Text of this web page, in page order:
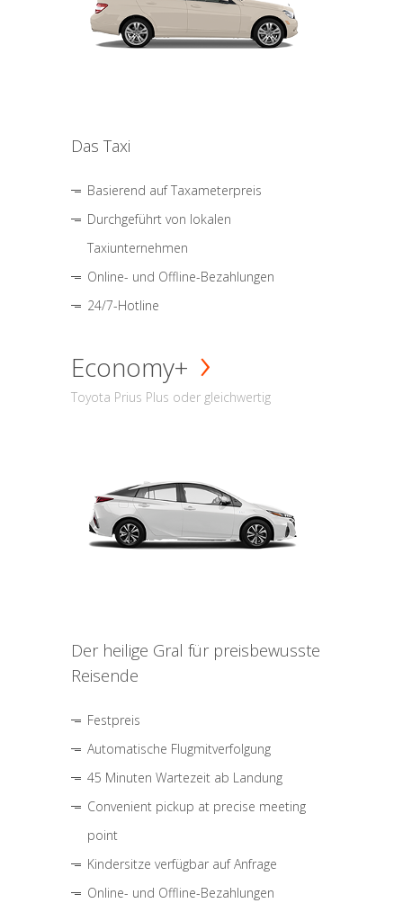
Das Taxi
Basierend auf Taxameterpreis
Durchgeführt von lokalen
Taxiunternehmen
Online- und Offline-Bezahlungen
24/7-Hotline
Economy+
Toyota Prius Plus oder gleichwertig
Der heilige Gral für preisbewusste
Reisende
Festpreis
Automatische Flugmitverfolgung
45 Minuten Wartezeit ab Landung
Convenient pickup at precise meeting
point
Kindersitze verfügbar auf Anfrage
Online- und Offline-Bezahlungen